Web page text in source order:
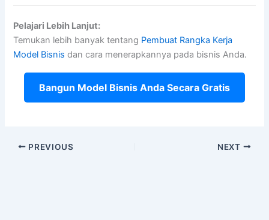
Pelajari Lebih Lanjut:
Temukan lebih banyak tentang Pembuat Rangka Kerja
Model Bisnis dan cara menerapkannya pada bisnis Anda.
Bangun Model Bisnis Anda Secara Gratis
PREVIOUS NEXT